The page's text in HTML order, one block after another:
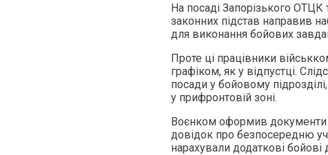
На посаді Запорізького
законних підстав направив
для виконання бойових
Проте ці працівники
графіком, як у відпустці.
посади у бойовому
у прифронтовій зоні.
Воєнком оформив
довідок про безпосередню
нарахували додаткові